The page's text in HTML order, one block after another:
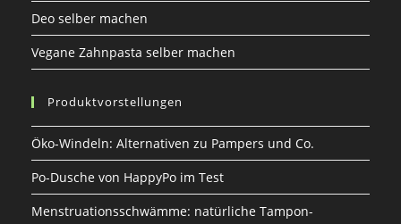
Deo selber machen
Vegane Zahnpasta selber machen
Produktvorstellungen
Öko-Windeln: Alternativen zu Pampers und Co.
Po-Dusche von HappyPo im Test
Menstruationsschwämme: natürliche Tampon-